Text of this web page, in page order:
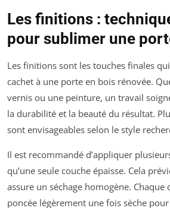
Les finitions :
pour sublimer une
Les finitions sont les touches finales
cachet à une porte en bois rénovée.
vernis ou une peinture, un travail
la durabilité et la beauté du résultat.
sont envisageables selon le style
Il est recommandé d’appliquer
qu’une seule couche épaisse. Cela
assure un séchage homogène. Chaque
poncée légèrement une fois sèche